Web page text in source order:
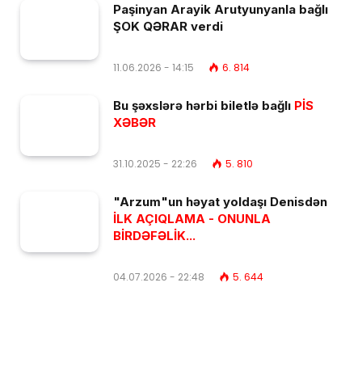
Paşinyan Arayik Arutyunyanla bağlı
ŞOK QƏRAR verdi
11.06.2026 - 14:15 6. 814
Bu şəxslərə hərbi biletlə bağlı PİS
XƏBƏR
31.10.2025 - 22:26 5. 810
"Arzum"un həyat yoldaşı Denisdən
İLK AÇIQLAMA - ONUNLA
BİRDƏFƏLİK...
04.07.2026 - 22:48 5. 644